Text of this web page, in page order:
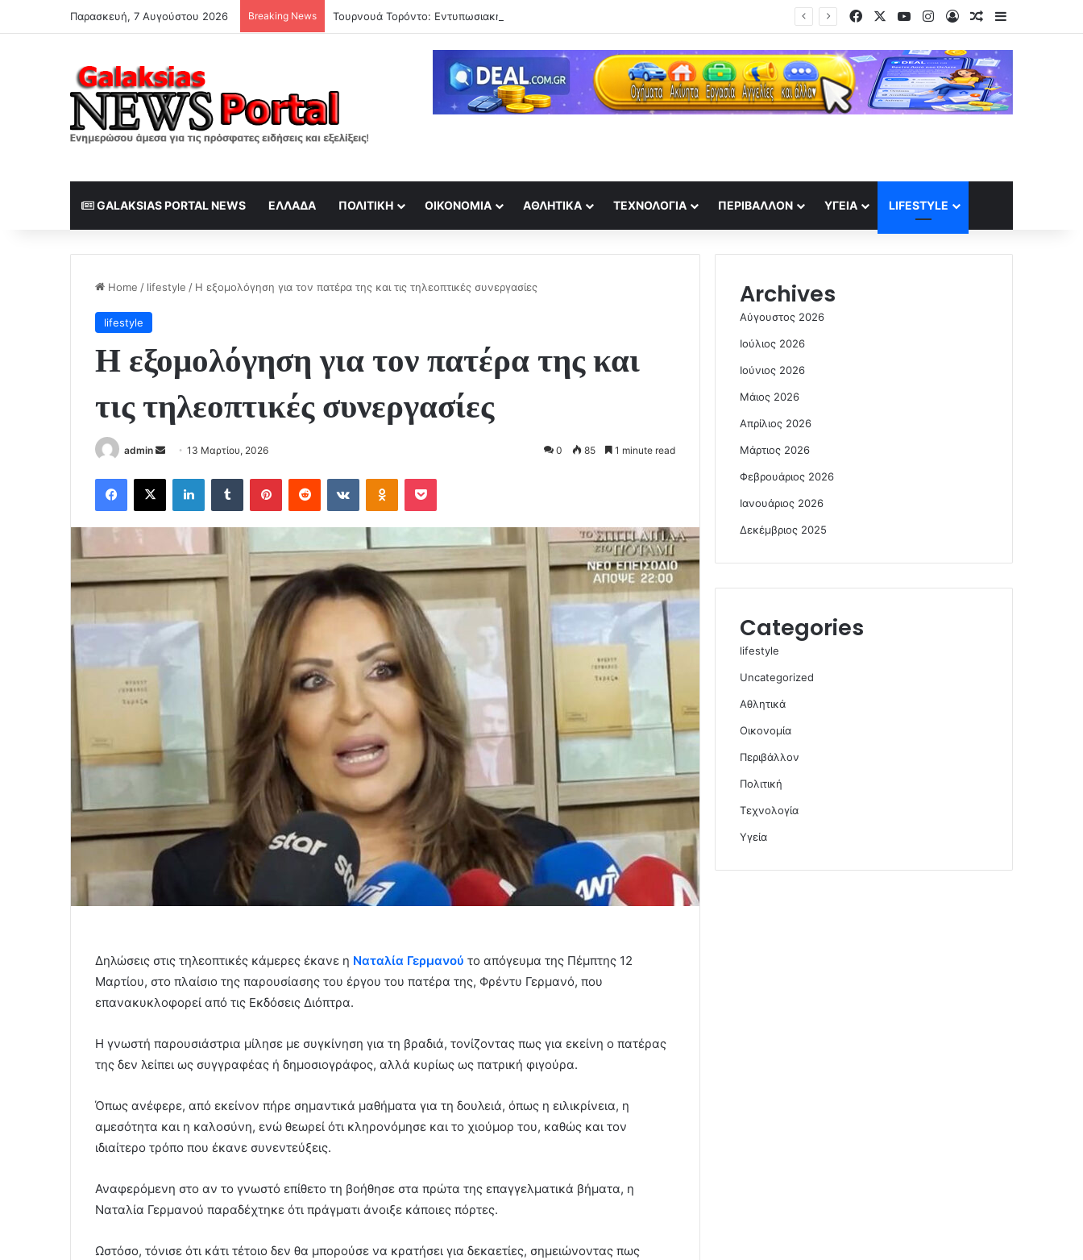
Παρασκευή, 7 Αυγούστου 2026 Breaking News FacebookYouTubeInstagram
Log InRandom Article
Sidebar
GALAKSIAS PORTAL NEWS ΕΛΛΆΔΑ ΠΟΛΙΤΙΚΉ ΟΙΚΟΝΟΜΊΑ ΑΘΛΗΤΙΚΆ ΤΕΧΝΟΛΟΓΊΑ ΠΕΡΙΒΆΛΛΟΝ ΥΓΕΊΑ LIFESTYLE
Home / lifestyle / Η εξομολόγηση για τον πατέρα της και τις τηλεοπτικές συνεργασίες
lifestyle
Η εξομολόγηση για τον πατέρα της και
τις τηλεοπτικές συνεργασίες
admin
Send
email
13 Μαρτίου, 2026 0 85 1 minute read
Facebook
X LinkedInTumblr PinterestReddit VKontakteOdnoklassniki
Pocket
Δηλώσεις στις τηλεοπτικές κάμερες έκανε η Ναταλία Γερμανού το απόγευμα της Πέμπτης 12
Μαρτίου, στο πλαίσιο της παρουσίασης του έργου του πατέρα της, Φρέντυ Γερμανό, που
επανακυκλοφορεί από τις Εκδόσεις Διόπτρα.
Η γνωστή παρουσιάστρια μίλησε με συγκίνηση για τη βραδιά, τονίζοντας πως για εκείνη ο πατέρας
της δεν λείπει ως συγγραφέας ή δημοσιογράφος, αλλά κυρίως ως πατρική φιγούρα.
Όπως ανέφερε, από εκείνον πήρε σημαντικά μαθήματα για τη δουλειά, όπως η ειλικρίνεια, η
αμεσότητα και η καλοσύνη, ενώ θεωρεί ότι κληρονόμησε και το χιούμορ του, καθώς και τον
ιδιαίτερο τρόπο που έκανε συνεντεύξεις.
Αναφερόμενη στο αν το γνωστό επίθετο τη βοήθησε στα πρώτα της επαγγελματικά βήματα, η
Ναταλία Γερμανού παραδέχτηκε ότι πράγματι άνοιξε κάποιες πόρτες.
Ωστόσο, τόνισε ότι κάτι τέτοιο δεν θα μπορούσε να κρατήσει για δεκαετίες, σημειώνοντας πως
Archives
Αύγουστος 2026
Ιούλιος 2026
Ιούνιος 2026
Μάιος 2026
Απρίλιος 2026
Μάρτιος 2026
Φεβρουάριος 2026
Ιανουάριος 2026
Δεκέμβριος 2025
Categories
lifestyle
Uncategorized
Αθλητικά
Οικονομία
Περιβάλλον
Πολιτική
Τεχνολογία
Υγεία